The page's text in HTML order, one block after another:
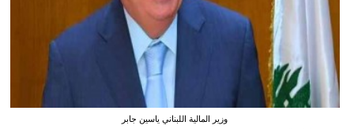
وزير المالية اللبناني ياسين جابر